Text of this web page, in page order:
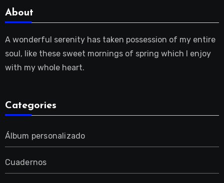
About
A wonderful serenity has taken possession of my entire
soul, like these sweet mornings of spring which I enjoy
with my whole heart.
Categories
Álbum personalizado
Cuadernos